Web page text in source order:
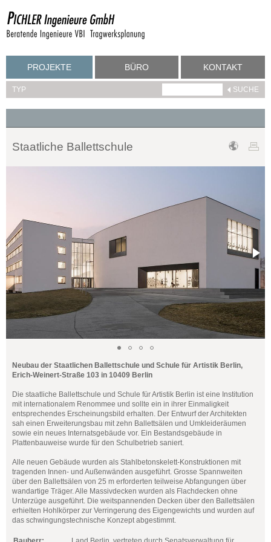
PROJEKTE BÜRO KONTAKT
TYP
Staatliche Ballettschule
Neubau der Staatlichen Ballettschule und Schule für Artistik Berlin,
Erich-Weinert-Straße 103 in 10409 Berlin
Die staatliche Ballettschule und Schule für Artistik Berlin ist eine Institution
mit internationalem Renommee und sollte ein in ihrer Einmaligkeit
entsprechendes Erscheinungsbild erhalten. Der Entwurf der Architekten
sah einen Erweiterungsbau mit zehn Ballettsälen und Umkleideräumen
sowie ein neues Internatsgebäude vor. Ein Bestandsgebäude in
Plattenbauweise wurde für den Schulbetrieb saniert.
Alle neuen Gebäude wurden als Stahlbetonskelett-Konstruktionen mit
tragenden Innen- und Außenwänden ausgeführt. Grosse Spannweiten
über den Ballettsälen von 25 m erforderten teilweise Abfangungen über
wandartige Träger. Alle Massivdecken wurden als Flachdecken ohne
Unterzüge ausgeführt. Die weitspannenden Decken über den Ballettsälen
erhielten Hohlkörper zur Verringerung des Eigengewichts und wurden auf
das schwingungstechnische Konzept abgestimmt.